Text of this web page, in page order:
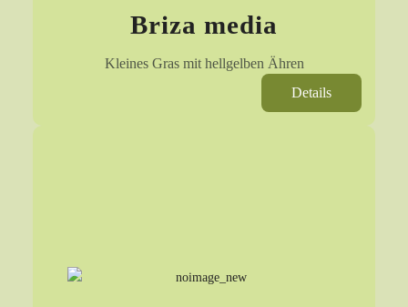
Briza media
Kleines Gras mit hellgelben Ähren
Details